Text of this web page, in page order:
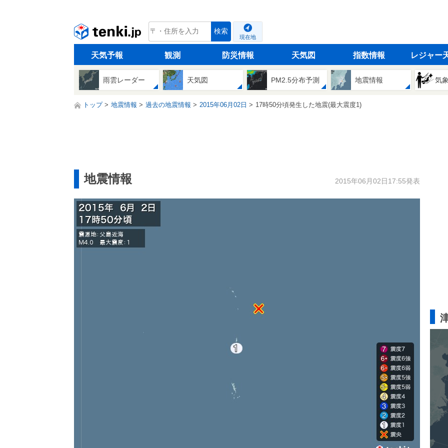
tenki.jp 検索
現在地
天気予報 観測 防災情報 天気図 指数情報 レジャー
雨雲レーダー 天気図 PM2.5分布予測 地震情報 気
トップ 地震情報 過去の地震情報 2015年06月02日 17時50分頃発生した地震(最大震度1)
地震情報 2015年06月02日17:55発表